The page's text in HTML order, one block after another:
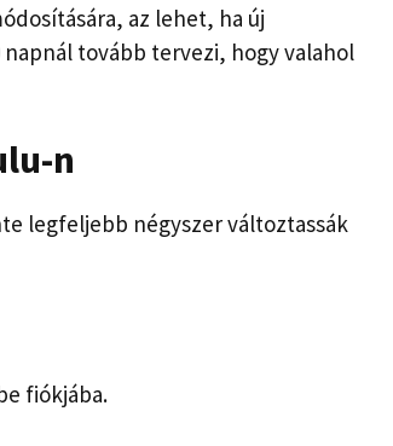
az lehet, ha új
tovább tervezi, hogy valahol
n
legfeljebb négyszer változtassák
fiókjába.